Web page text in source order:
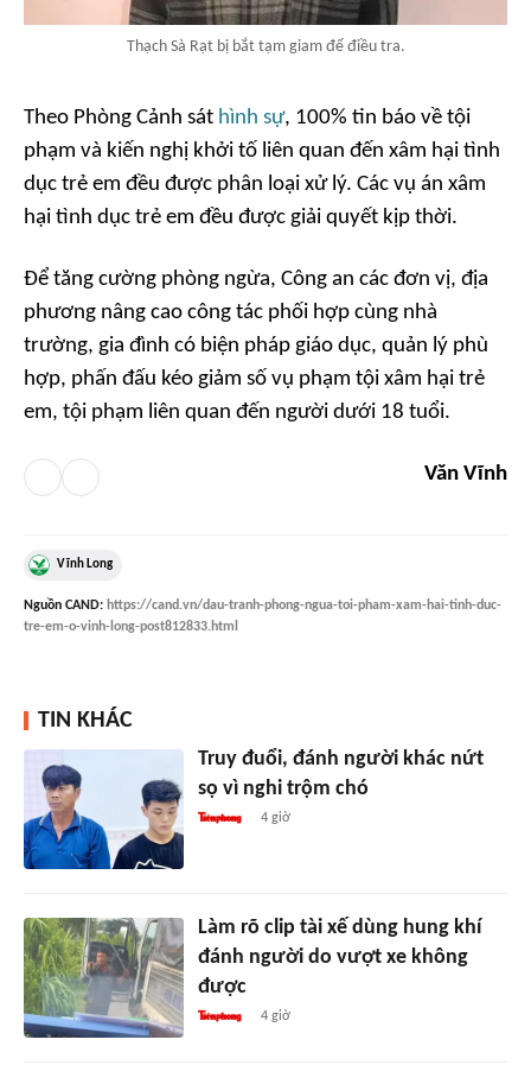
Thạch Sà Rạt bị bắt tạm giam để điều tra.
Theo Phòng Cảnh sát hình sự, 100% tin báo về tội
phạm và kiến nghị khởi tố liên quan đến xâm hại tình
dục trẻ em đều được phân loại xử lý. Các vụ án xâm
hại tình dục trẻ em đều được giải quyết kịp thời.
Để tăng cường phòng ngừa, Công an các đơn vị, địa
phương nâng cao công tác phối hợp cùng nhà
trường, gia đình có biện pháp giáo dục, quản lý phù
hợp, phấn đấu kéo giảm số vụ phạm tội xâm hại trẻ
em, tội phạm liên quan đến người dưới 18 tuổi.
Văn Vĩnh
Vĩnh Long
Nguồn CAND: https://cand.vn/dau-tranh-phong-ngua-toi-pham-xam-hai-tinh-duc-
tre-em-o-vinh-long-post812833.html
TIN KHÁC
Truy đuổi, đánh người khác nứt
sọ vì nghi trộm chó
4 giờ
Làm rõ clip tài xế dùng hung khí
đánh người do vượt xe không
được
4 giờ